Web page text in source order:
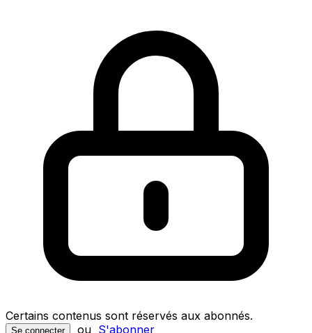
Certains contenus sont réservés aux abonnés.
Se connecter ou S'abonner